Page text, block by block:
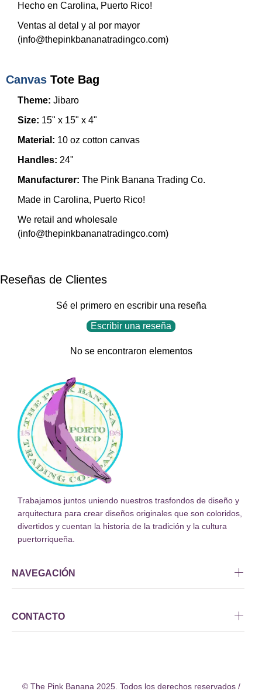
Hecho en Carolina, Puerto Rico!
Ventas al detal y al por mayor
(info@thepinkbananatradingco.com)
Canvas Tote Bag
Theme: Jibaro
Size: 15" x 15" x 4"
Material: 10 oz cotton canvas
Handles: 24"
Manufacturer: The Pink Banana Trading Co.
Made in Carolina, Puerto Rico!
We retail and wholesale
(info@thepinkbananatradingco.com)
Reseñas de Clientes
Sé el primero en escribir una reseña
Escribir una reseña
No se encontraron elementos
Trabajamos juntos uniendo nuestros trasfondos de diseño y
arquitectura para crear diseños originales que son coloridos,
divertidos y cuentan la historia de la tradición y la cultura
puertorriqueña.
NAVEGACIÓN
CONTACTO
© The Pink Banana 2025. Todos los derechos reservados /